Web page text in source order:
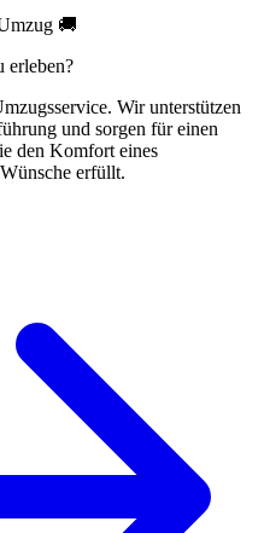
🚚
erleben?
Wir unterstützen
und sorgen für einen
den Komfort eines
erfüllt.